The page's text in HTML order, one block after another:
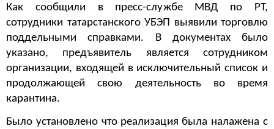
Как сообщили в пресс-службе МВД по РТ,
сотрудники татарстанского УБЭП выявили торговлю
поддельными справками. В документах было
указано, предъявитель является сотрудником
организации, входящей в исключительный список и
продолжающей свою деятельность во время
карантина.
Было установлено что реализация была налажена с